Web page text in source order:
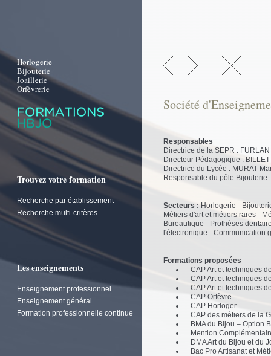
Horlogerie
Bijouterie
Joaillerie
Orfèvrerie
Trouvez votre formation
Recherche par établissement
Recherche multi-critères
Les enseignements
Enseignement professionnel
Enseignement général
Formation professionnelle continue
Société
Responsables
Directrice de la SEPR :
Directeur Pédagogique :
Directrice du Lycée : MURAT
Responsable du pôle Bijouterie
Secteurs : Horlogerie -
Métiers d'art et métiers rares -
Bureautique - Prothèses
l'électronique - Communication
Formations proposées
CAP Art et techniques
CAP Art et techniques
CAP Art et techniques
CAP Orfèvre
CAP Horloger
CAP des métiers de la
BMA du Bijou – Option
Mention
DMA Art du Bijou et du
Bac Pro Artisanat et